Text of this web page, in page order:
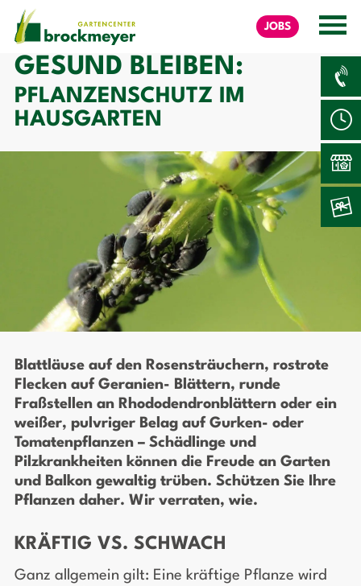
JOBS
GESUND BLEIBEN:
PFLANZENSCHUTZ IM
HAUSGARTEN
Blattläuse auf den Rosensträuchern, rostrote
Flecken auf Geranien- Blättern, runde
Fraßstellen an Rhododendronblättern oder ein
weißer, pulvriger Belag auf Gurken- oder
Tomatenpflanzen – Schädlinge und
Pilzkrankheiten können die Freude an Garten
und Balkon gewaltig trüben. Schützen Sie Ihre
Pflanzen daher. Wir verraten, wie.
KRÄFTIG VS. SCHWACH
Ganz allgemein gilt: Eine kräftige Pflanze wird